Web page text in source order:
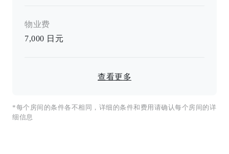
物业费
7,000 日元
查看更多
*每个房间的条件各不相同，详细的条件和费用请确认每个房间的详
细信息